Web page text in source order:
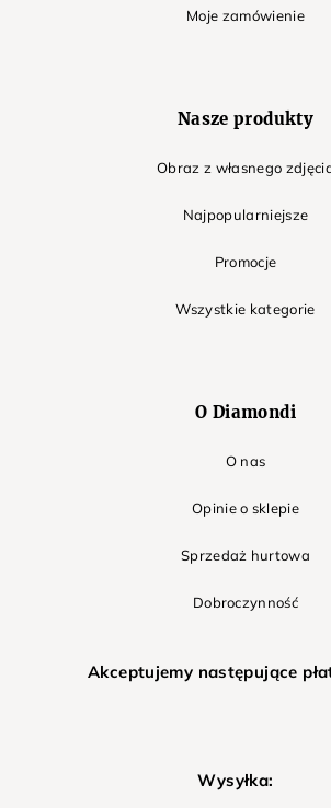
Moje zamówienie
Nasze produkty
Obraz z własnego
Najpopularniejsze
Promocje
Wszystkie kategorie
O Diamondi
O nas
Opinie o sklepie
Sprzedaż hurtowa
Dobroczynność
Akceptujemy następujące
Wysyłka: